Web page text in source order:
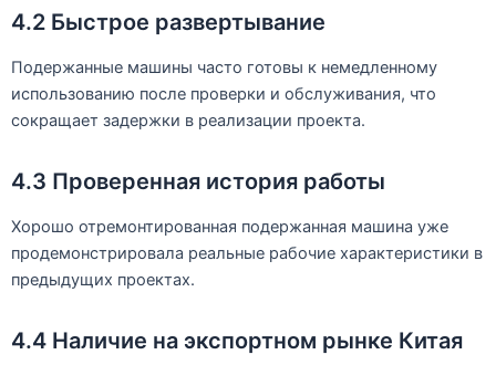
4.2 Быстрое развертывание
Подержанные машины часто готовы к немедленному
использованию после проверки и обслуживания, что
сокращает задержки в реализации проекта.
4.3 Проверенная история работы
Хорошо отремонтированная подержанная машина уже
продемонстрировала реальные рабочие характеристики в
предыдущих проектах.
4.4 Наличие на экспортном рынке Китая